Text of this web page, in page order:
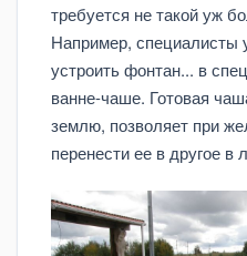
требуется не такой уж
Например, специалисты
устроить фонтан... в
ванне-чаше. Готовая
землю, позволяет при
перенести ее в другое в